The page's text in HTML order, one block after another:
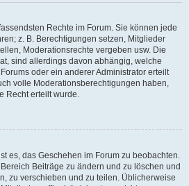
Rechte im Forum. Sie können jede
z. B. Berechtigungen setzen, Mitglieder
Moderationsrechte vergeben usw. Die
sind allerdings davon abhängig, welche
oder ein anderer Administrator erteilt
volle Moderationsberechtigungen haben,
Recht erteilt wurde.
es, das Geschehen im Forum zu beobachten.
Beiträge zu ändern und zu löschen und
zu verschieben und zu teilen. Üblicherweise